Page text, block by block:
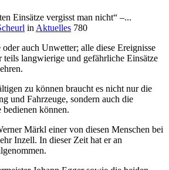
Einsätze vergisst man nicht“ –...
in Aktuelles 780
auch Unwetter; alle diese Ereignisse
langwierige und gefährliche Einsätze
zu können braucht es nicht nur die
und Fahrzeuge, sondern auch die
bedienen können.
Märkl einer von diesen Menschen bei
Inzell. In dieser Zeit hat er an